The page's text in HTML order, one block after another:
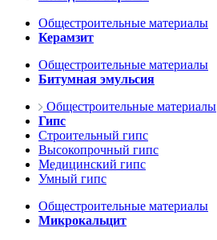
Общестроительные материалы
Керамзит
Общестроительные материалы
Битумная эмульсия
Общестроительные материалы
Гипс
Строительный гипс
Высокопрочный гипс
Медицинский гипс
Умный гипс
Общестроительные материалы
Микрокальцит